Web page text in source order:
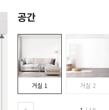
공간
거실 1 거실 2